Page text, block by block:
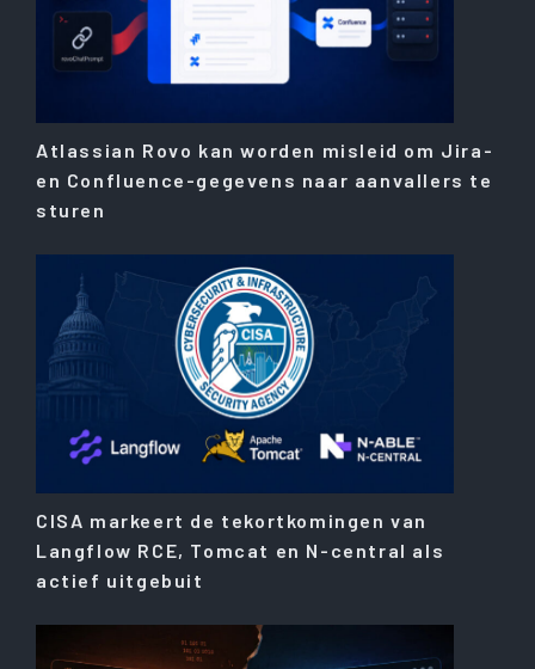
Atlassian Rovo kan worden misleid om Jira-
en Confluence-gegevens naar aanvallers te
sturen
CISA markeert de tekortkomingen van
Langflow RCE, Tomcat en N-central als
actief uitgebuit